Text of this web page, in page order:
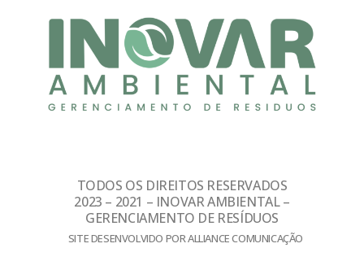
TODOS OS DIREITOS RESERVADOS
2023 – 2021 – INOVAR AMBIENTAL –
GERENCIAMENTO DE RESÍDUOS
SITE DESENVOLVIDO POR ALLIANCE COMUNICAÇÃO